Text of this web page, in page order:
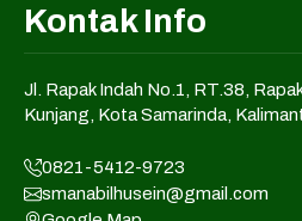
Kontak Info
Jl. Rapak Indah No.1, RT.38,
Kunjang, Kota Samarinda,
0821-5412-9723
smanabilhusein@gmail.com